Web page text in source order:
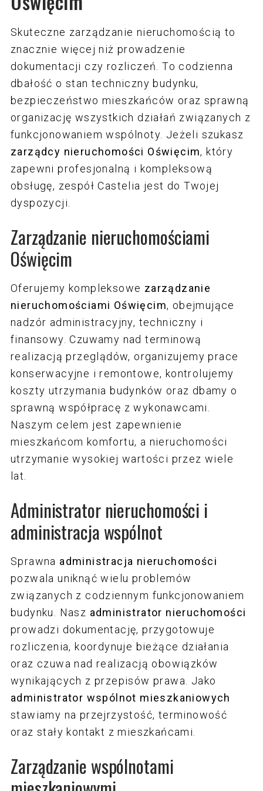
Audyty wspólnoty mieszkaniowej
Obsługa Techniczna Nieruchomości
Obsługa wspólnot w okresie gwarancji
dewelopera
wspólnot
Szkolenia dla osób poszukujących
nowego zawodu
Obsługa dużych osiedli mieszkaniowych
złożonych z kilku budynków
Prowadzenie zarządu sądowego oraz
zarządzanie obiektami użyteczności
publicznej
Skuteczne zarządzanie nieruchomością to
znacznie więcej niż prowadzenie
dokumentacji czy rozliczeń. To codzienna
dbałość o stan techniczny budynku,
bezpieczeństwo mieszkańców oraz sprawną
organizację wszystkich działań związanych z
funkcjonowaniem wspólnoty. Jeżeli szukasz
zarządcy nieruchomości Oświęcim, który
zapewni profesjonalną i kompleksową
obsługę, zespół Castelia jest do Twojej
dyspozycji.
Zarządzanie nieruchomościami
Oświęcim
Oferujemy kompleksowe zarządzanie
nieruchomościami Oświęcim, obejmujące
nadzór administracyjny, techniczny i
finansowy. Czuwamy nad terminową
realizacją przeglądów, organizujemy prace
konserwacyjne i remontowe, kontrolujemy
koszty utrzymania budynków oraz dbamy o
sprawną współpracę z wykonawcami.
Naszym celem jest zapewnienie
mieszkańcom komfortu, a nieruchomości
utrzymanie wysokiej wartości przez wiele
lat.
Administrator nieruchomości i
administracja wspólnot
Sprawna administracja nieruchomości
pozwala uniknąć wielu problemów
związanych z codziennym funkcjonowaniem
budynku. Nasz administrator nieruchomości
prowadzi dokumentację, przygotowuje
rozliczenia, koordynuje bieżące działania
oraz czuwa nad realizacją obowiązków
wynikających z przepisów prawa. Jako
administrator wspólnot mieszkaniowych
stawiamy na przejrzystość, terminowość
oraz stały kontakt z mieszkańcami.
Zarządzanie wspólnotami